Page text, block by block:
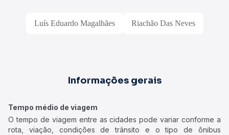
Luís Eduardo Magalhães Riachão Das Neves
Informações gerais
Tempo médio de viagem
O tempo de viagem entre as cidades pode variar conforme a
rota, viação, condições de trânsito e o tipo de ônibus